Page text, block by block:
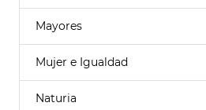
Mayores
Mujer e Igualdad
Naturia